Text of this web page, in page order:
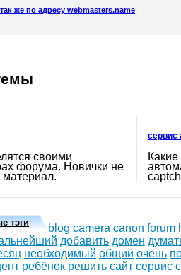
же по адресу webmasters.name
своими
форума. Новички не
материал.
сервис
тэги blog camera canon forum
добавить домен
необходимый общий очень
ребёнок решить сайт сервис